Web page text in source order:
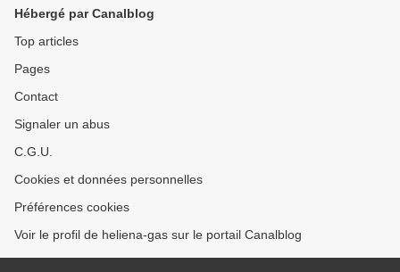
Hébergé par Canalblog
Top articles
Pages
Contact
Signaler un abus
C.G.U.
Cookies et données personnelles
Préférences cookies
Voir le profil de heliena-gas sur le portail Canalblog